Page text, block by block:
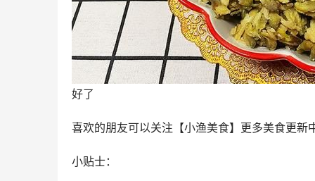
好了
喜欢的朋友可以关注【小渔美食】更多美食更新
小贴士：